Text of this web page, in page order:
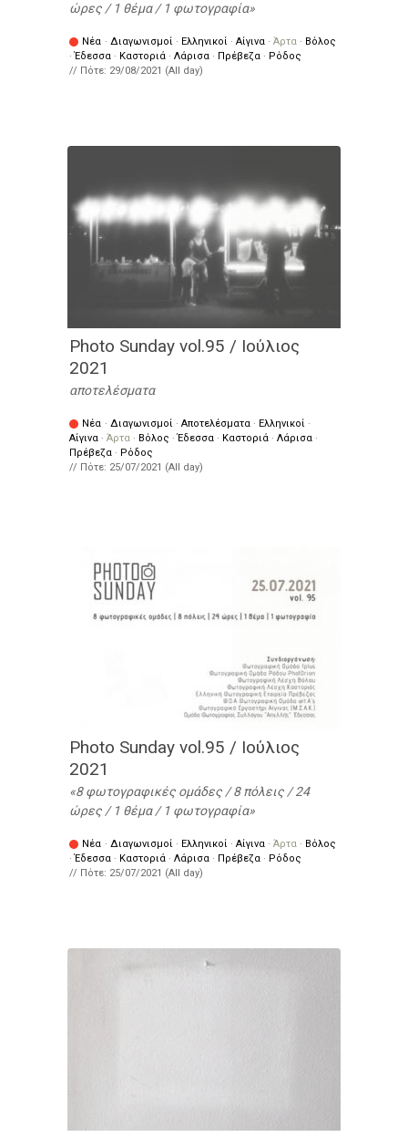
ώρες / 1 θέμα / 1 φωτογραφία
Νέα · Διαγωνισμοί · Ελληνικοί · Αίγινα · Άρτα · Βόλος
·Έδεσσα · Καστοριά · Λάρισα · Πρέβεζα · Ρόδος
// Πότε: 29/08/2021 (All day)
Photo Sunday vol.95 / Ιούλιος
2021
αποτελέσματα
Νέα · Διαγωνισμοί · Αποτελέσματα · Ελληνικοί ·
Αίγινα · Άρτα · Βόλος ·Έδεσσα · Καστοριά · Λάρισα ·
Πρέβεζα · Ρόδος
// Πότε: 25/07/2021 (All day)
Photo Sunday vol.95 / Ιούλιος
2021
8 φωτογραφικές ομάδες / 8 πόλεις / 24
ώρες / 1 θέμα / 1 φωτογραφία
Νέα · Διαγωνισμοί · Ελληνικοί · Αίγινα · Άρτα · Βόλος
·Έδεσσα · Καστοριά · Λάρισα · Πρέβεζα · Ρόδος
// Πότε: 25/07/2021 (All day)